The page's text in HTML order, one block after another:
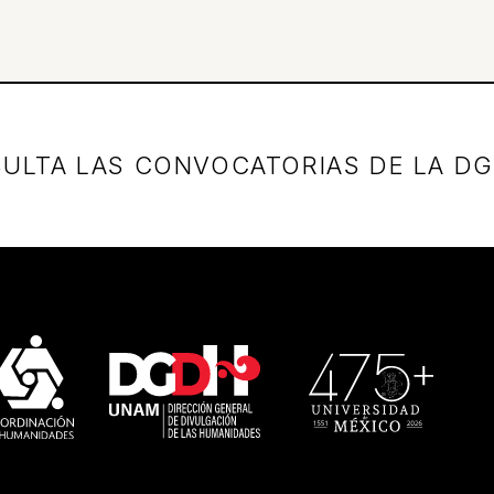
LAS CONVOCATORIAS DE LA